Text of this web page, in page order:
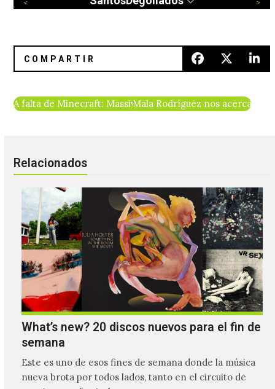
A falta de Minecraft: Massive Attack en el Melt Music
Mala Rodríguez nos acerca a
Relacionados
What’s new? 20 discos nuevos para el fin de
semana
Este es uno de esos fines de semana donde la música
nueva brota por todos lados, tanto en el circuito de